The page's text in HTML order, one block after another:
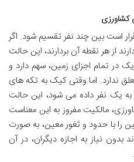
کشاورزی
است بین چند نفر تقسیم شود. اگر
از هر نقطه آن بردارند، این حالت
در تمام اجزای زمین، سهم دارد و
ندارد. اما وقتی کیک به تکه های
نفر داده می شود، این حالت
مالکیت مفروز به این معناست
با حدود و ثغور معین، به صورت
بدون نیاز به اجازه دیگران، در آن